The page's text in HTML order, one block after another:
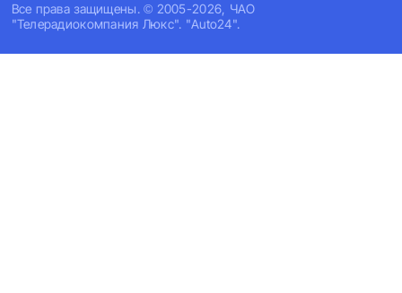
Все права защищены. © 2005-2026, ЧАО
"Телерадиокомпания Люкс". "Auto24".